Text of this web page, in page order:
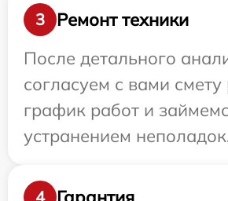
3
Ремонт техники
После детального
согласуем с вами смету
график работ и
устранением
4